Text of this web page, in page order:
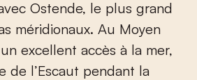
Ostende, le plus grand
méridionaux. Au Moyen
excellent accès à la mer,
de l’Escaut pendant la